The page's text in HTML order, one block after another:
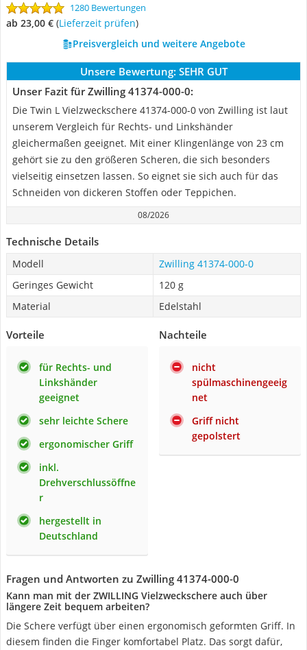
1280 Bewertungen
ab 23,00 € (Lieferzeit prüfen)
Preisvergleich und weitere Angebote
Unsere Bewertung: SEHR GUT
Unser Fazit für Zwilling 41374-000-0:
Die Twin L Vielzweckschere 41374-000-0 von Zwilling ist laut
unserem Vergleich für Rechts- und Linkshänder
gleichermaßen geeignet. Mit einer Klingenlänge von 23 cm
gehört sie zu den größeren Scheren, die sich besonders
vielseitig einsetzen lassen. So eignet sie sich auch für das
Schneiden von dickeren Stoffen oder Teppichen.
08/2026
Technische Details
Modell
Zwilling 41374-000-0
Geringes Gewicht
120 g
Material
Edelstahl
Vorteile
für Rechts- und
Linkshänder
geeignet
sehr leichte Schere
ergonomischer Griff
inkl.
Drehverschlussöffne
r
hergestellt in
Deutschland
Nachteile
nicht
spülmaschinengeeig
net
Griff nicht
gepolstert
Fragen und Antworten zu Zwilling 41374-000-0
Kann man mit der ZWILLING Vielzweckschere auch über
längere Zeit bequem arbeiten?
Die Schere verfügt über einen ergonomisch geformten Griff. In
diesem finden die Finger komfortabel Platz. Das sorgt dafür,